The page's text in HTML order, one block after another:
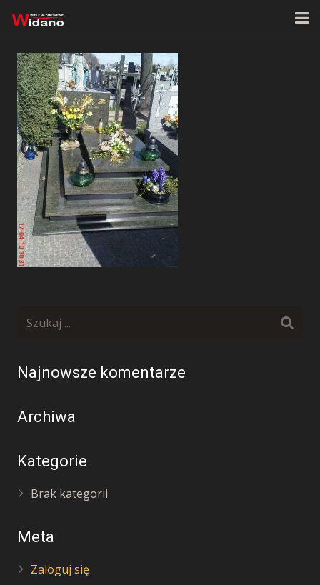
Strona główna
O firmie
Oferta
Realizacje
Kontakt
Najnowsze komentarze
Archiwa
Kategorie
Brak kategorii
Meta
Zaloguj się